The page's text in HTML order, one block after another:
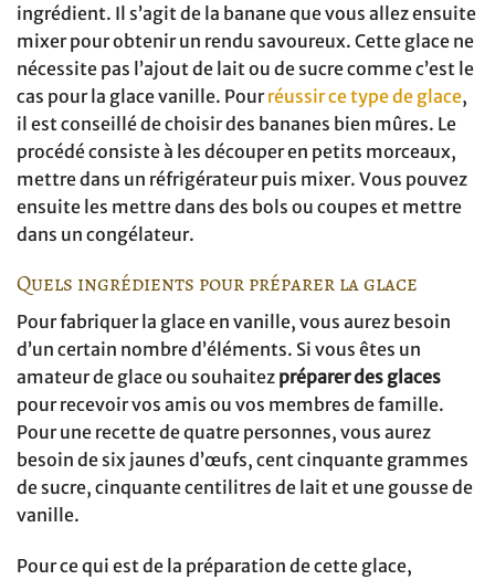
ingrédient. Il s’agit de la banane que vous allez ensuite
mixer pour obtenir un rendu savoureux. Cette glace ne
nécessite pas l’ajout de lait ou de sucre comme c’est le
cas pour la glace vanille. Pourréussir ce type de glace,
il est conseillé de choisir des bananes bien mûres. Le
procédé consiste à les découper en petits morceaux,
mettre dans un réfrigérateur puis mixer. Vous pouvez
ensuite les mettre dans des bols ou coupes et mettre
dans un congélateur.
Quels ingrédients pour préparer la glace
Pour fabriquer la glace en vanille, vous aurez besoin
d’un certain nombre d’éléments. Si vous êtes un
amateur de glace ou souhaitez préparer des glaces
pour recevoir vos amis ou vos membres de famille.
Pour une recette de quatre personnes, vous aurez
besoin de six jaunes d’œufs, cent cinquante grammes
de sucre, cinquante centilitres de lait et une gousse de
vanille.
Pour ce qui est de la préparation de cette glace,